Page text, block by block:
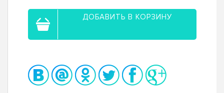
ДОБАВИТЬ В КОРЗИНУ